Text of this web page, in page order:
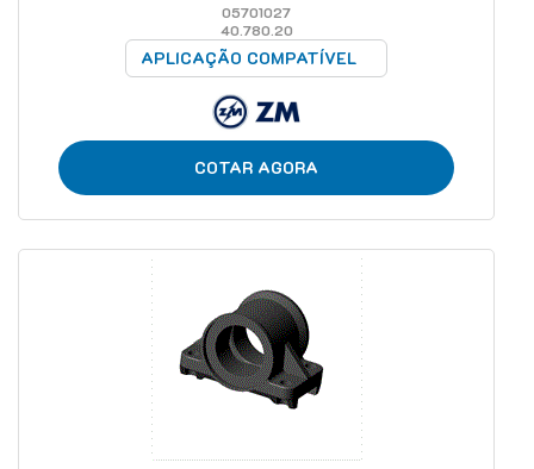
05701027
40.780.20
APLICAÇÃO COMPATÍVEL
COTAR AGORA